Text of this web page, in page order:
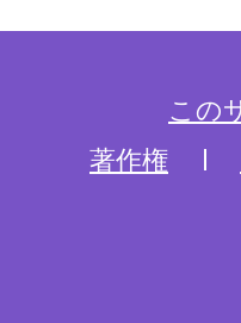
この
著作権